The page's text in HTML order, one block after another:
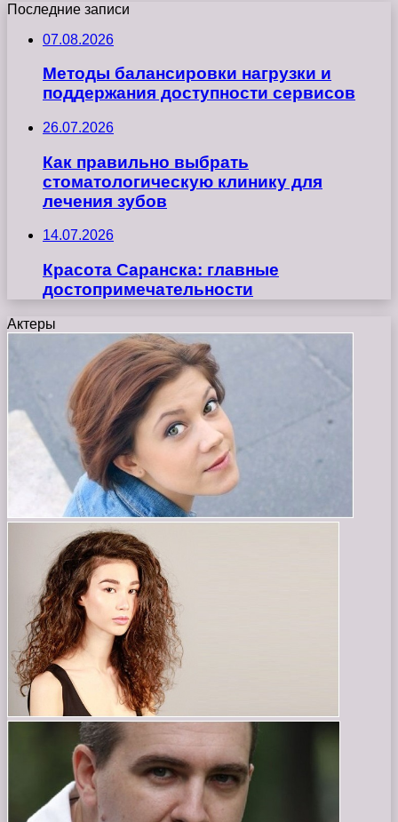
Последние записи
07.08.2026
Методы балансировки нагрузки и
поддержания доступности сервисов
26.07.2026
Как правильно выбрать
стоматологическую клинику для
лечения зубов
14.07.2026
Красота Саранска: главные
достопримечательности
Актеры